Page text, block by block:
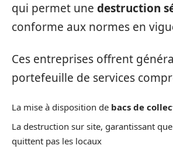
qui permet une destruction
conforme aux normes en
Ces entreprises offrent
portefeuille de services
La mise à disposition de bacs de
La destruction sur site, garantissant
quittent pas les locaux